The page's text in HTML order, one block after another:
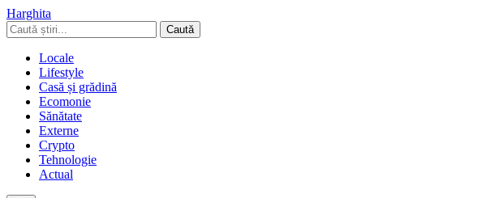
Harghita
Caută
Locale
Lifestyle
Casă și grădină
Ecomonie
Sănătate
Externe
Crypto
Tehnologie
Actual